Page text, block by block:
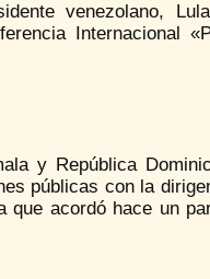
venezolano,
Internacional
y República
públicas con la
acordó hace un